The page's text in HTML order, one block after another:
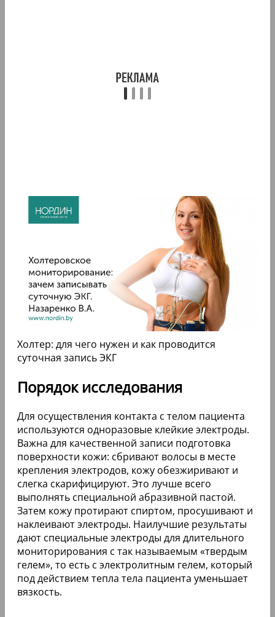
Холтер: для чего нужен и как проводится
суточная запись ЭКГ
Порядок исследования
Для осуществления контакта с телом пациента
используются одноразовые клейкие электроды.
Важна для качественной записи подготовка
поверхности кожи: сбривают волосы в месте
крепления электродов, кожу обезжиривают и
слегка скарифицируют. Это лучше всего
выполнять специальной абразивной пастой.
Затем кожу протирают спиртом, просушивают и
наклеивают электроды. Наилучшие результаты
дают специальные электроды для длительного
мониторирования с так называемым «твердым
гелем», то есть с электролитным гелем, который
под действием тепла тела пациента уменьшает
вязкость.